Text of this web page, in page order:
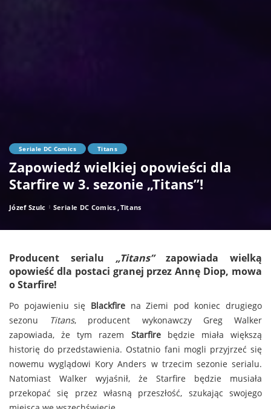
Seriale DC Comics Titans
Zapowiedź wielkiej opowieści dla
Starfire w 3. sezonie „Titans”!
Posted
Józef Szulc Seriale DC Comics Titans
Producent serialu „Titans”zapowiada wielką
opowieść dla postaci granej przezAnnę Diop, mowa
oStarfire!
Po pojawieniu się Blackfirena Ziemi pod koniec drugiego
sezonu Titans, producent wykonawczy Greg Walker
zapowiada, że tym razem Starfirebędzie miała większą
historię do przedstawienia. Ostatnio fani mogli przyjrzeć się
nowemu wyglądowi Kory Anders w trzecim sezonie serialu.
Natomiast Walker wyjaśnił, że Starfire będzie musiała
przekopać się przez własną przeszłość, szukając swojego